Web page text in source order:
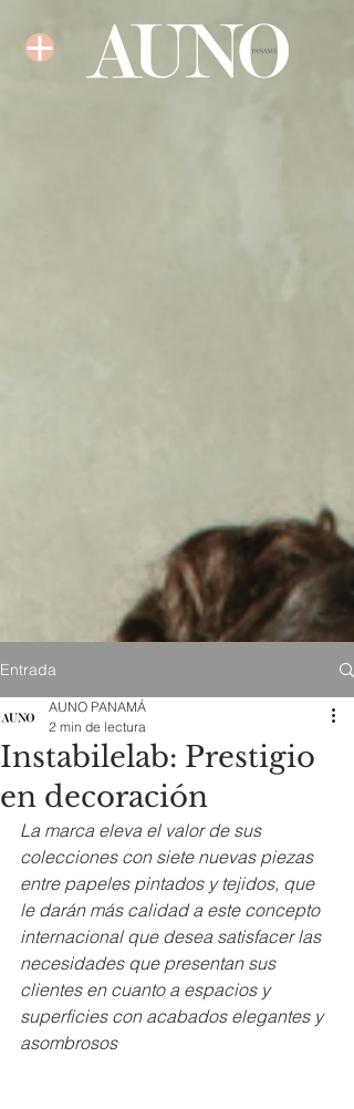
Entrada
Instabilelab: Prestigio
en decoración
AUNO PANAMÁ
2 min de lectura
La marca eleva el valor de sus
colecciones con siete nuevas piezas
entre papeles pintados y tejidos, que
le darán más calidad a este concepto
internacional que desea satisfacer las
necesidades que presentan sus
clientes en cuanto a espacios y
superficies con acabados elegantes y
asombrosos